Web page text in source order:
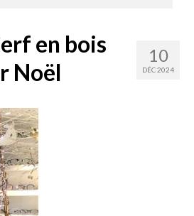
DU POINT DE VENTE
& VITRINES
RH
DE FORMATEURS
10
DÉC 2024
en bois
Noël